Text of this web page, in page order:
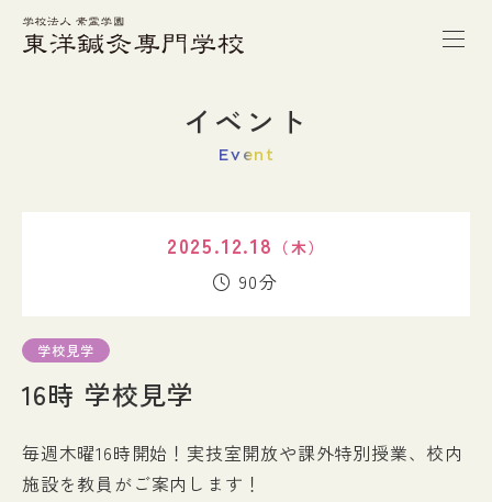
キャンパスライフ
進路・就職
イベント
Event
2025.12.18 （木）
90分
学校見学
16時 学校見学
毎週木曜16時開始！実技室開放や課外特別授業、校内
施設を教員がご案内します！